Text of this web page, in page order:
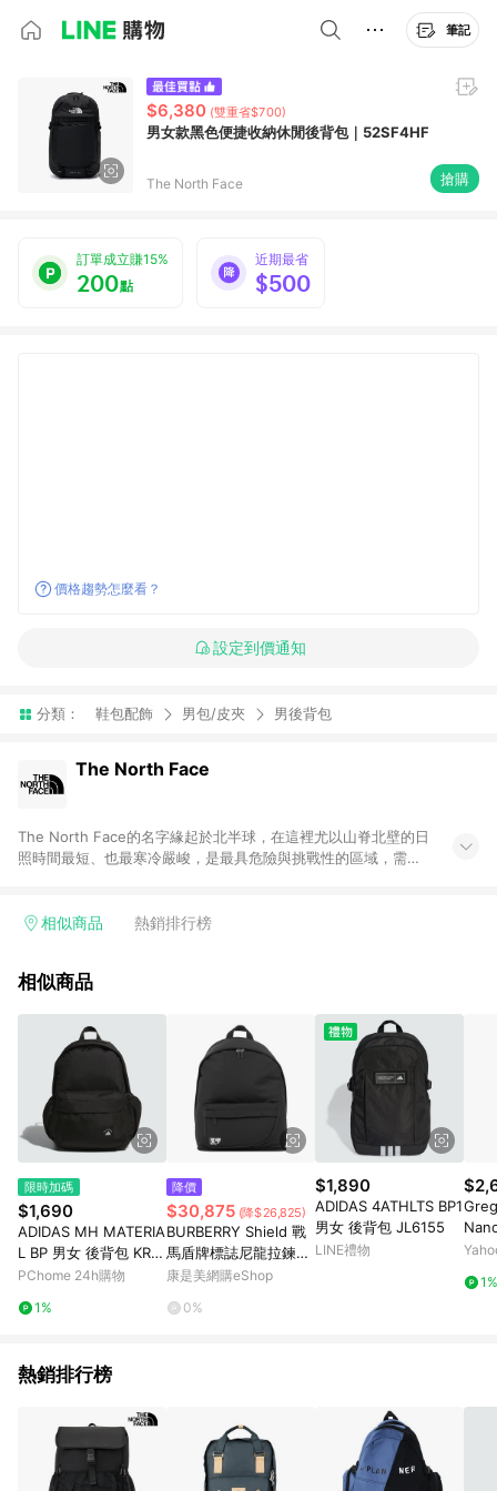
筆記
$6,380 (雙重省$700)
男女款黑色便捷收納休閒後背包｜52SF4HF
The North Face 搶購
訂單成立賺15%
200點
近期最省
$500
價格趨勢怎麼看？
設定到價通知
分類： 鞋包配飾 男包/皮夾 男後背包
The North Face
The North Face的名字緣起於北半球，在這裡尤以山脊北壁的日
照時間最短、也最寒冷嚴峻，是最具危險與挑戰性的區域，需要
“探索永不停止Never Stop Exploring”也成為品牌永恆的精神口
專業戶外服飾與配備。在全球市場上，The North Face永遠都是
選，品牌在1976年便成立了品質控制實驗室，專門用於材料測
試，研發適合不同戶外環境、滿足各類需求的材質及面料；並且
每一件產品都需要經過嚴格的運動員實地測試、精進設計，至
今，The North Face代表著的不僅只是優良的裝備，更是人們走
出戶外或是從事惡劣苛刻的戶外探險時的最佳夥伴。 憑藉對戶外
運動的熱愛和極致的探索精神，The North Face不斷追求設計與
性能的極限，透過不斷的科技創新，提供更舒適安全的戶外裝
備，讓每一位生命中充滿理想、熱血的探險家與戶外愛好者，盡
情的挑戰自我的極限；歷經跨越五十年的傳承發展，The North
Face探索故事仍在續寫。
相似商品 熱銷排行榜
相似商品
限時加碼
$1,690
ADIDAS MH MATERIA
L BP 男女 後背包 KR51
15
PChome 24h購物
1%
降價
$30,875 (降$26,825)
BURBERRY Shield 戰
馬盾牌標誌尼龍拉鍊後
背包(黑色)
康是美網購eShop
0%
$1,890
ADIDAS 4ATHLTS BP1
男女 後背包 JL6155
LINE禮物
山
1%
熱銷排行榜